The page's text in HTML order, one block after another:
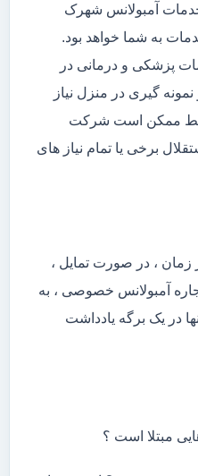
آمبولانس شهرک
به شما خواهد بود.
پزشکی و درمانی در
گیری در منزل نیاز
ممکن است شرکت
برخی یا تمام نیاز های
، در صورت تمایل ،
آمبولانس خصوصی ، به
در یک برگه یادداشت
مبتلا است ؟